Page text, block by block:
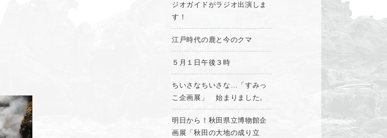
ジオガイドがラジオ出演しま
す！
江戸時代の鹿と今のクマ
５月１日午後３時
ちいさなちいさな…「すみっ
こ企画展」 始まりました。
明日から！秋田県立博物館企
画展「秋田の大地の成り立